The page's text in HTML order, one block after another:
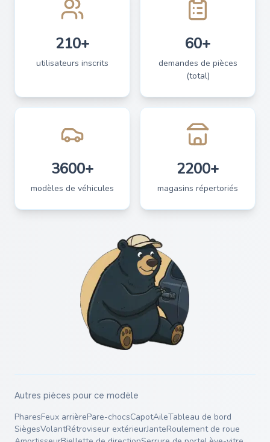
210+
utilisateurs inscrits
60+
demandes de pièces
(total)
3600+
modèles de véhicules
2200+
magasins répertoriés
Autres pièces pour ce modèle
PharesFeux arrièrePare-chocsCapotAileTableau de bord
SiègesVolantRétroviseur extérieurJanteRoulement de roue